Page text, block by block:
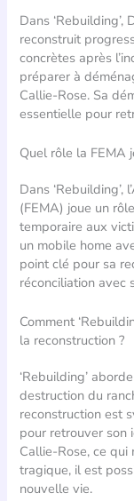
Dans ‘Rebuilding’,
reconstruit
concrètes après
préparer à
Callie-Rose. Sa
essentielle pour
Quel rôle la FEMA
Dans
(FEMA) joue un
temporaire aux
un mobile home
point clé pour sa
réconciliation avec
Comment
la reconstruction ?
‘Rebuilding’
destruction du
reconstruction est
pour retrouver son
Callie-Rose, ce
tragique, il est
nouvelle vie.